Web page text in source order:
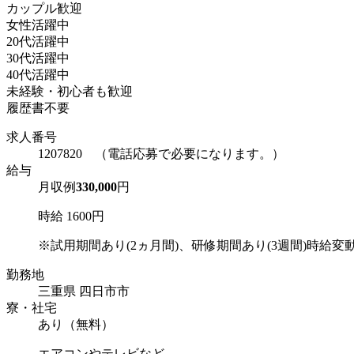
カップル歓迎
女性活躍中
20代活躍中
30代活躍中
40代活躍中
未経験・初心者も歓迎
履歴書不要
求人番号
1207820 （電話応募で必要になります。）
給与
月収例330,000円
時給 1600円
※試用期間あり(2ヵ月間)、研修期間あり(3週間)時給変
勤務地
三重県 四日市市
寮・社宅
あり（無料）